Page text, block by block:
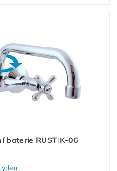
baterie RUSTIK-06